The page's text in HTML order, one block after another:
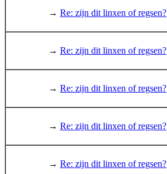
→ Re: zijn dit linxen of regsen?
→ Re: zijn dit linxen of regsen?
→ Re: zijn dit linxen of regsen?
→ Re: zijn dit linxen of regsen?
→ Re: zijn dit linxen of regsen?